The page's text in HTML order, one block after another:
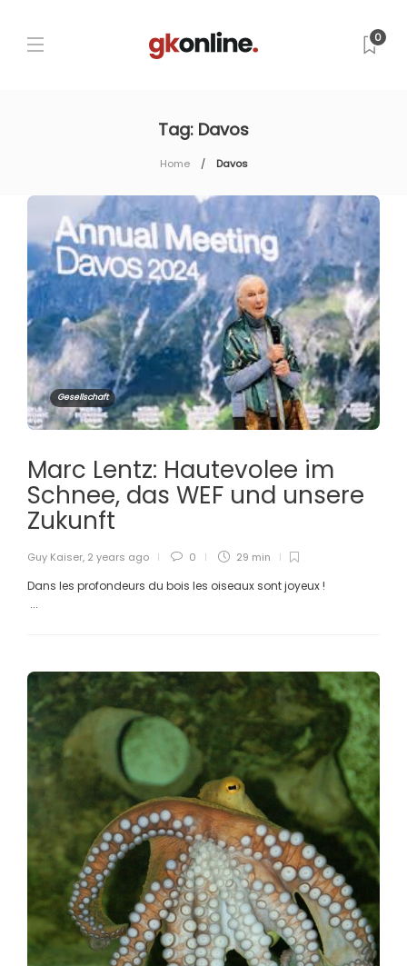
0
Tag: Davos
Home Davos
Gesellschaft
Marc Lentz: Hautevolee im
Schnee, das WEF und unsere
Zukunft
Guy Kaiser, 2 years ago 0 29 min
Dans les profondeurs du bois les oiseaux sont joyeux !
...